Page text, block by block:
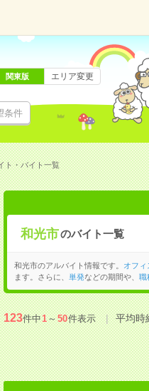
条件
関東版 エリア変更
ト・バイト一覧
和光市のバイト一覧
和光市のアルバイト情報です。 オフィ
ます。さらに、
単発などの期間や、 職
123件中1～50件表示 平均時